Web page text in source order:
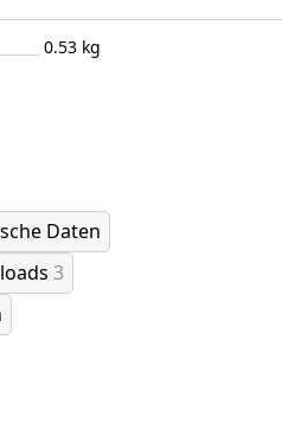
0.53 kg
Daten
3